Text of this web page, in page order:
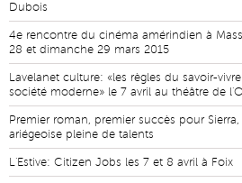
Dubois
4e rencontre du cinéma amérindien à
28 et dimanche 29 mars 2015
Lavelanet culture: «les règles du savoir-
société moderne» le 7 avril au théâtre de
Premier roman, premier succès pour
ariégeoise pleine de talents
L'Estive: Citizen Jobs les 7 et 8 avril à Foix